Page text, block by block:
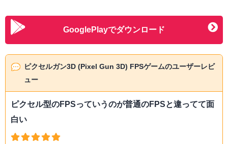
GooglePlayでダウンロード
ピクセルガン3D (Pixel Gun 3D) FPSゲームのユーザーレビ
ュー
ピクセル型のFPSっていうのが普通のFPSと違ってて面
白い